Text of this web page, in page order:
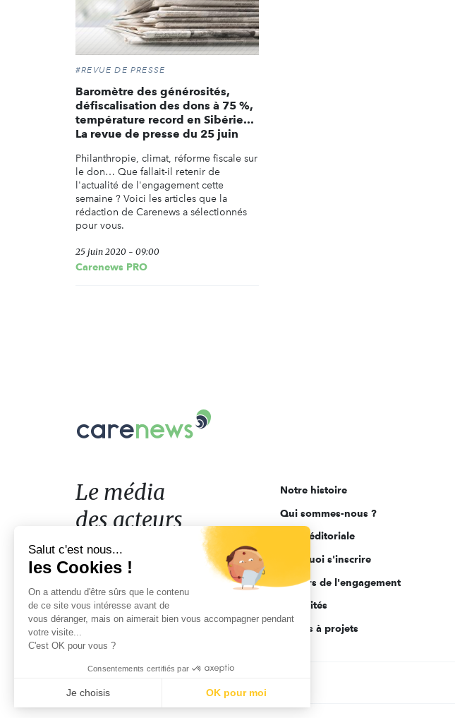
#REVUE DE PRESSE
Baromètre des générosités,
défiscalisation des dons à 75 %,
température record en Sibérie...
La revue de presse du 25 juin
Philanthropie, climat, réforme fiscale sur
le don… Que fallait-il retenir de
l'actualité de l'engagement cette
semaine ? Voici les articles que la
rédaction de Carenews a sélectionnés
pour vous.
25 juin 2020 - 09:00
Carenews PRO
Le
acteurs
de
l'engagement
Le média
des acteurs
de l'engagement
Notre histoire
Qui sommes-nous ?
Ligne éditoriale
Pourquoi s'inscrire
Acteurs de l'engagement
Actualités
Appels à projets
Salut c'est nous...
les Cookies !
On a attendu d'être sûrs que le contenu
de ce site vous intéresse avant de
vous déranger, mais on aimerait bien vous accompagner pendant
votre visite...
C'est OK pour vous ?
Consentements certifiés par
Je choisis OK pour moi